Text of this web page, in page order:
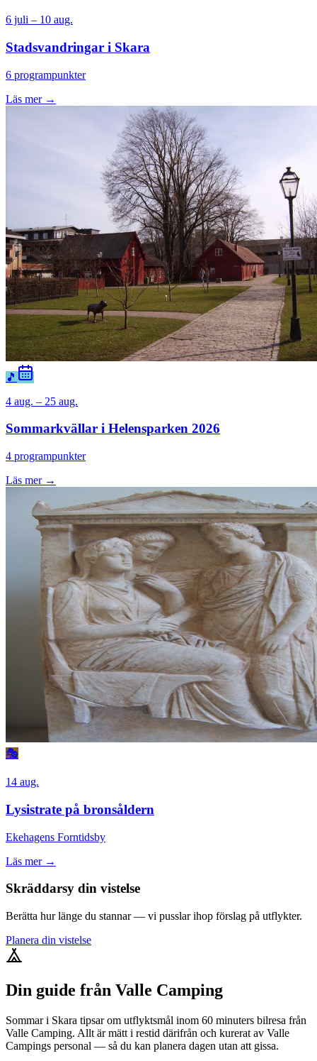
6 juli – 10 aug.
Stadsvandringar i Skara
6 programpunkter
Läs mer →
🎵
4 aug. – 25 aug.
Sommarkvällar i Helensparken 2026
4 programpunkter
Läs mer →
🎭
14 aug.
Lysistrate på bronsåldern
Ekehagens Forntidsby
Läs mer →
Skräddarsy din vistelse
Berätta hur länge du stannar — vi pusslar ihop förslag på utflykter.
Planera din vistelse
Din guide från Valle Camping
Sommar i Skara tipsar om utflyktsmål inom 60 minuters bilresa från
Valle Camping. Allt är mätt i restid därifrån och kurerat av Valle
Campings personal — så du kan planera dagen utan att gissa.